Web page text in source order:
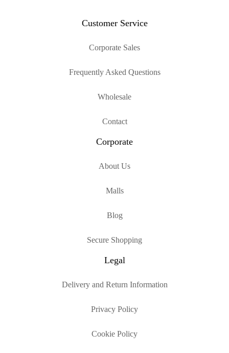
Customer Service
Corporate Sales
Frequently Asked Questions
Wholesale
Contact
Corporate
About Us
Malls
Blog
Secure Shopping
Legal
Delivery and Return Information
Privacy Policy
Cookie Policy